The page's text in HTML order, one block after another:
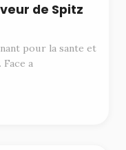
de Spitz
pour la sante et
a